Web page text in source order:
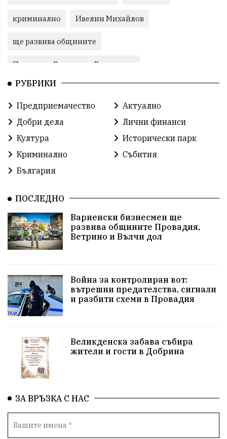
криминално Ивелин Михайлов
ще развива общините
Провадия, Ветрино и Вълчи дол
Метеоролигична обстановка
Североизточна България
Общинският съвет Провадия
Център за обслужване Модел „на едно гише“
Знак за европейско наследство
управлението на Провадия Общински съвет
Сигнали Посещението на Бойко Борисов
Използва ли се за кампания? Екология
Райско кътче
XXIX НК „Светослав Обретенов“ Млади таланти
Великденска забава
РУБРИКИ
Предприемачество
Актуално
Добри дела
Лични финанси
Култура
Исторически парк
Криминално
Събития
България
ПОСЛЕДНО
Варненски бизнесмен ще
развива общините Провадия,
Ветрино и Вълчи дол
Война за контролиран вот:
вътрешни предателства, сигнали
и разбити схеми в Провадия
Великденска забава събира
жители и гости в Добрина
ЗА ВРЪЗКА С НАС